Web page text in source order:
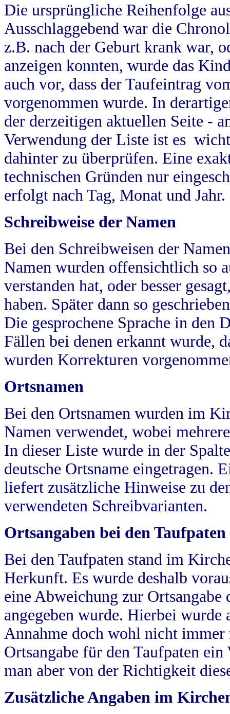
Die ursprüngliche Reihenfolge
Ausschlaggebend war die
z.B. nach der Geburt krank war,
anzeigen konnten, wurde das
auch vor, dass der Taufeintrag
vorgenommen wurde. In
der derzeitigen aktuellen Seite -
Verwendung der Liste ist es
dahinter zu überprüfen. Eine
technischen Gründen nur
erfolgt nach Tag, Monat und Jahr.
Schreibweise der Namen
Bei den Schreibweisen der
Namen wurden offensichtlich so
verstanden hat, oder besser
haben. Später dann so
Die gesprochene Sprache in
Fällen bei denen erkannt wurde,
wurden Korrekturen
Ortsnamen
Bei den Ortsnamen wurden im
Namen verwendet, wobei
In dieser Liste wurde in der
deutsche Ortsname eingetragen.
liefert zusätzliche Hinweise zu
verwendeten Schreibvarianten.
Ortsangaben bei den Taufpaten
Bei den Taufpaten stand im
Herkunft. Es wurde deshalb
eine Abweichung zur
angegeben wurde. Hierbei wurde
Annahme doch wohl nicht
Ortsangabe für den Taufpaten
man aber von der Richtigkeit
Zusätzliche Angaben im